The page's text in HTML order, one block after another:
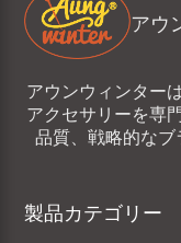
アウ
アウンウィンター
アクセサリーを専
品質、戦略的なブ
製品カテゴリー